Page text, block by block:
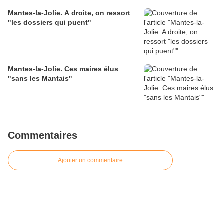
Mantes-la-Jolie. A droite, on ressort
"les dossiers qui puent"
Mantes-la-Jolie. Ces maires élus
"sans les Mantais"
Commentaires
Ajouter un commentaire